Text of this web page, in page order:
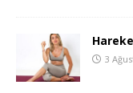
3